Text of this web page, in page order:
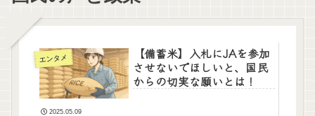
エンタメ
【備蓄米】入札にJAを参加
させないでほしいと、国民
からの切実な願いとは！
2025.05.09